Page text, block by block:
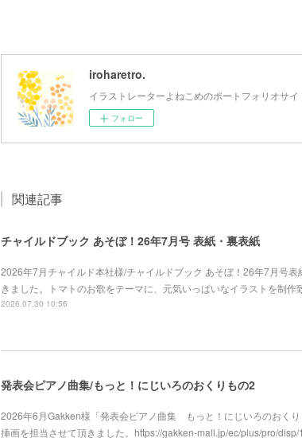
iroharetro.
イラストレーターよねこめのポートフォリオサイ
フォロー
関連記事
チャイルドブック あそぼ！26年7月号 表紙・裏表紙
2026年7月チャイルド本社様/チャイルドブック あそぼ！26年7月号
きました。トマトのお歌をテーマに、元気いっぱいなイラストを制作
2026.07.30 10:56
発表会ピアノ曲集/もっと！にじいろのおくりもの2
2026年6月Gakken様「発表会ピアノ曲集 もっと！にじいろのおく
挿画を担当させて頂きました。https://gakken-mall.jp/ec/plus/pro/